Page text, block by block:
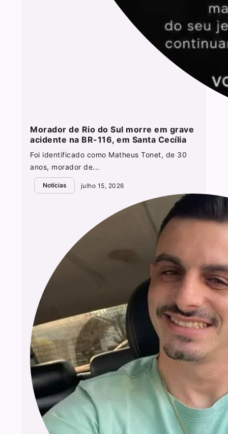
Morador de Rio do Sul morre em grave
acidente na BR-116, em Santa Cecília
Foi identificado como Matheus Tonet, de 30
anos, morador de...
Notícias julho 15, 2026